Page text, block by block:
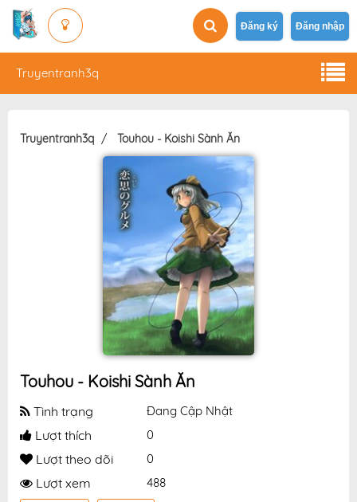
Đăng ký Đăng nhập
Truyentranh3q
Truyentranh3q Touhou - Koishi Sành Ăn
Touhou - Koishi Sành Ăn
Tình trạng Đang Cập Nhật
Lượt thích 0
Lượt theo dõi 0
Lượt xem 488